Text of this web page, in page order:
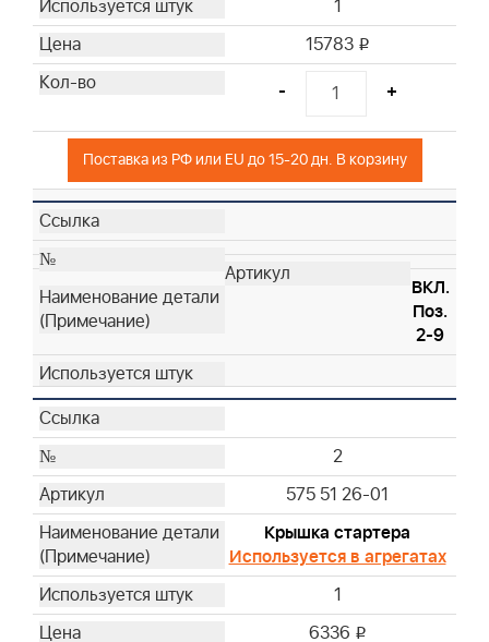
1
15783 i
- +
Поставка из РФ или EU до 15-20 дн. В корзину
ВКЛ.
Поз.
2-9
2
575 51 26-01
Крышка стартера
Используется в агрегатах
1
6336 i